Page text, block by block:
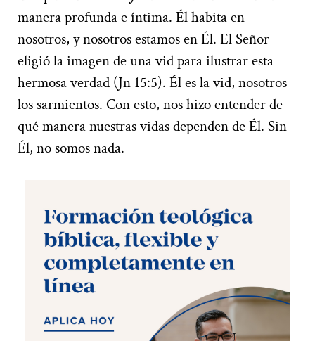
manera profunda e íntima. Él habita en
nosotros, y nosotros estamos en Él. El Señor
eligió la imagen de una vid para ilustrar esta
hermosa verdad (Jn 15:5). Él es la vid, nosotros
los sarmientos. Con esto, nos hizo entender de
qué manera nuestras vidas dependen de Él. Sin
Él, no somos nada.